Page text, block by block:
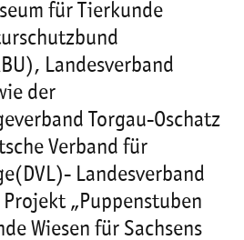
für Tierkunde
Landesverband
der
Torgau-Oschatz
Verband für
Landesverband
Projekt „Puppenstuben
Wiesen für Sachsens